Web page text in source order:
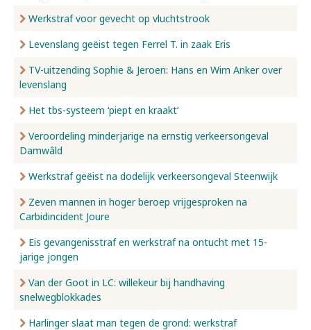
Werkstraf voor gevecht op vluchtstrook
Levenslang geëist tegen Ferrel T. in zaak Eris
TV-uitzending Sophie & Jeroen: Hans en Wim Anker over
levenslang
Het tbs-systeem ‘piept en kraakt’
Veroordeling minderjarige na ernstig verkeersongeval
Damwâld
Werkstraf geëist na dodelijk verkeersongeval Steenwijk
Zeven mannen in hoger beroep vrijgesproken na
Carbidincident Joure
Eis gevangenisstraf en werkstraf na ontucht met 15-
jarige jongen
Van der Goot in LC: willekeur bij handhaving
snelwegblokkades
Harlinger slaat man tegen de grond: werkstraf